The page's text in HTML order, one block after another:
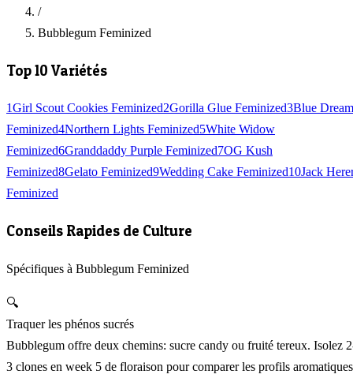
/
Bubblegum Feminized
Top 10 Variétés
1Girl Scout Cookies Feminized2Gorilla Glue Feminized3Blue Dream
Feminized4Northern Lights Feminized5White Widow
Feminized6Granddaddy Purple Feminized7OG Kush
Feminized8Gelato Feminized9Wedding Cake Feminized10Jack
Feminized
Conseils Rapides de Culture
Spécifiques à Bubblegum Feminized
🔍
Traquer les phénos sucrés
Bubblegum offre deux chemins: sucre candy ou fruité tereux. Isolez
3 clones en week 5 de floraison pour comparer les profils